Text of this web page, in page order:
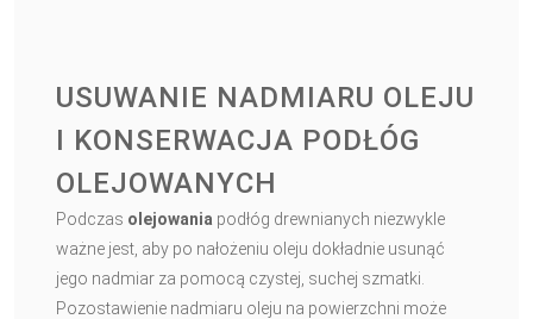
USUWANIE NADMIARU OLEJU
I KONSERWACJA PODŁÓG
OLEJOWANYCH
Podczas olejowania podłóg drewnianych niezwykle
ważne jest, aby po nałożeniu oleju dokładnie usunąć
jego nadmiar za pomocą czystej, suchej szmatki.
Pozostawienie nadmiaru oleju na powierzchni może